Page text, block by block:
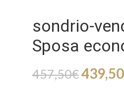
sondrio-
Sposa
457,50€439,50